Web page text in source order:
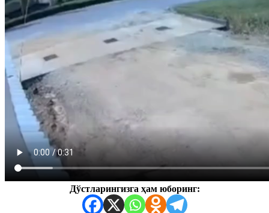
Дўстларингизга ҳам юборинг: